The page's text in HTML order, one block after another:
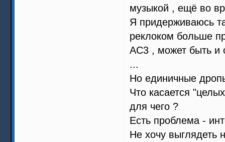
музыкой , ещё во
Я придерживаюсь
реклоком больше
АС3 , может быть и
...
Но единичные
Что касается
для чего ?
Есть проблема -
Не хочу выглядеть